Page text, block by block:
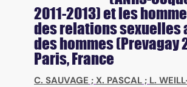
2011-2013) et les
des relations sexuelles
des hommes (Prevagay
Paris, France
C. SAUVAGE ; X. PASCAL ; L.